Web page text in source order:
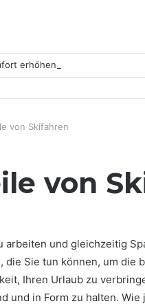
erhöhen
von Skifahren
von
arbeiten und gleichzeitig
Sie tun können, um die
Ihren Urlaub zu
und in Form zu halten.